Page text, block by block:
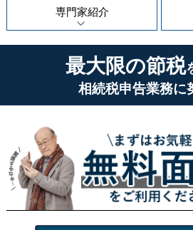
専門家紹介
最大限の節税
相続税申告業務に